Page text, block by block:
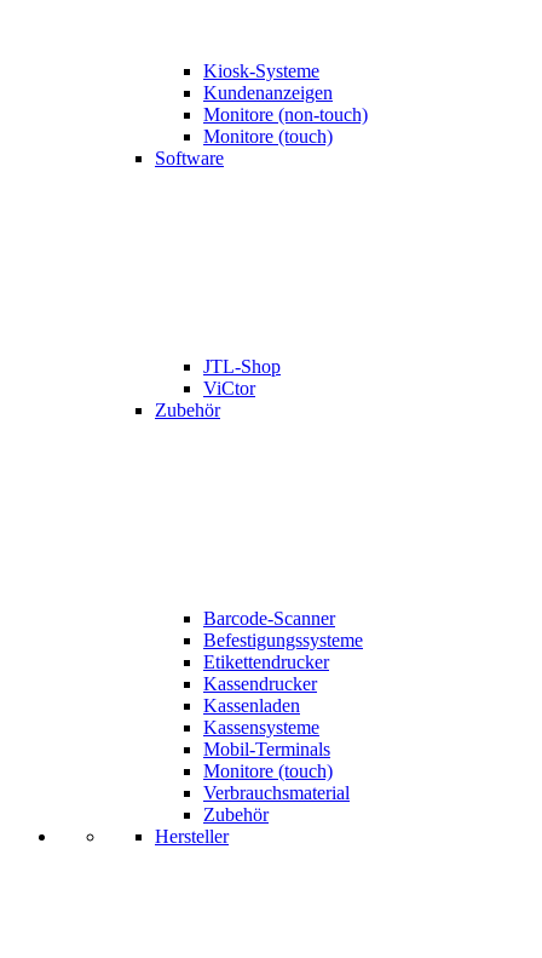
Kiosk-Systeme
Kundenanzeigen
Monitore (non-touch)
Monitore (touch)
Software
JTL-Shop
ViCtor
Zubehör
Barcode-Scanner
Befestigungssysteme
Etikettendrucker
Kassendrucker
Kassenladen
Kassensysteme
Mobil-Terminals
Monitore (touch)
Verbrauchsmaterial
Zubehör
Hersteller